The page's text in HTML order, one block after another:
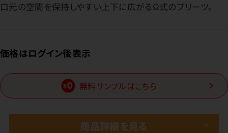
口元の空間を保持しやすい上下に広がるΩ式のプリーツ。
価格はログイン後表示
無料サンプルはこちら
商品詳細を見る